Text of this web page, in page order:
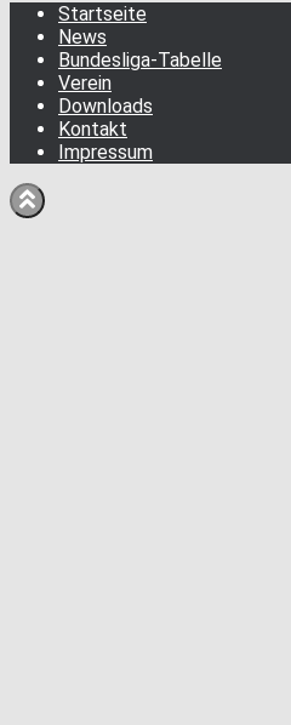
Startseite
News
Bundesliga-Tabelle
Verein
Downloads
Kontakt
Impressum